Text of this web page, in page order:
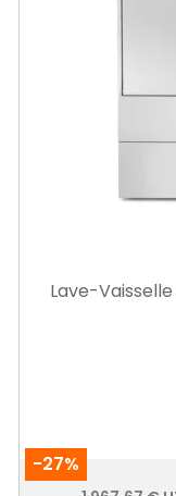
Lave-
-27%
Prix